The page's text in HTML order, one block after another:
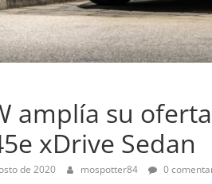
amplía su
xDrive Sedan
de 2020 mospotter84 0
probamos
EQ